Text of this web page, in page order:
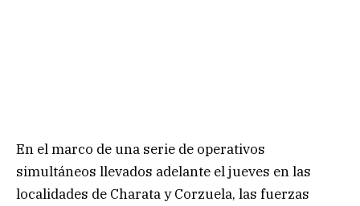
En el marco de una serie de operativos
simultáneos llevados adelante el jueves en las
localidades de Charata y Corzuela, las fuerzas